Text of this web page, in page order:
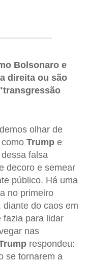
Bolsonaro e
direita ou são
olhar de
Trump e
falsa
decoro e semear
público. Há uma
no primeiro
diante do caos em
fazia para lidar
nas
respondeu:
se tornarem a